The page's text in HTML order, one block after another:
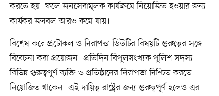
করতে হয়। ফলে জনসেবামূলক কার্যক্রমে নিয়োজিত হওয়ার জন্য
কার্যকর জনবল আরও কমে যায়।
বিশেষ করে প্রটোকল ও নিরাপত্তা ডিউটির বিষয়টি গুরুত্বের সঙ্গে
বিবেচনা করা প্রয়োজন। প্রতিদিন বিপুলসংখ্যক পুলিশ সদস্য
বিভিন্ন গুরুত্বপূর্ণ ব্যক্তি ও প্রতিষ্ঠানের নিরাপত্তা নিশ্চিত করতে
নিয়োজিত থাকেন। এই দায়িত্ব রাষ্ট্রের জন্য গুরুত্বপূর্ণ হলেও এর